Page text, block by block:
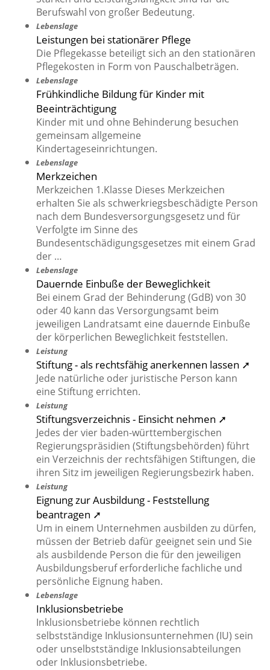
Berufswahl von großer Bedeutung.
Lebenslage
Leistungen bei stationärer Pflege
Die Pflegekasse beteiligt sich an den stationären
Pflegekosten in Form von Pauschalbeträgen.
Lebenslage
Frühkindliche Bildung für Kinder mit
Beeinträchtigung
Kinder mit und ohne Behinderung besuchen
gemeinsam allgemeine
Kindertageseinrichtungen.
Lebenslage
Merkzeichen
Merkzeichen 1.Klasse Dieses Merkzeichen
erhalten Sie als schwerkriegsbeschädigte Person
nach dem Bundesversorgungsgesetz und für
Verfolgte im Sinne des
Bundesentschädigungsgesetzes mit einem Grad
der …
Lebenslage
Dauernde Einbuße der Beweglichkeit
Bei einem Grad der Behinderung (GdB) von 30
oder 40 kann das Versorgungsamt beim
jeweiligen Landratsamt eine dauernde Einbuße
der körperlichen Beweglichkeit feststellen.
Leistung
Stiftung - als rechtsfähig anerkennen lassen ➚
Jede natürliche oder juristische Person kann
eine Stiftung errichten.
Leistung
Stiftungsverzeichnis - Einsicht nehmen ➚
Jedes der vier baden-württembergischen
Regierungspräsidien (Stiftungsbehörden) führt
ein Verzeichnis der rechtsfähigen Stiftungen, die
ihren Sitz im jeweiligen Regierungsbezirk haben.
Leistung
Eignung zur Ausbildung - Feststellung
beantragen ➚
Um in einem Unternehmen ausbilden zu dürfen,
müssen der Betrieb dafür geeignet sein und Sie
als ausbildende Person die für den jeweiligen
Ausbildungsberuf erforderliche fachliche und
persönliche Eignung haben.
Lebenslage
Inklusionsbetriebe
Inklusionsbetriebe können rechtlich
selbstständige Inklusionsunternehmen (IU) sein
oder unselbstständige Inklusionsabteilungen
oder Inklusionsbetriebe.